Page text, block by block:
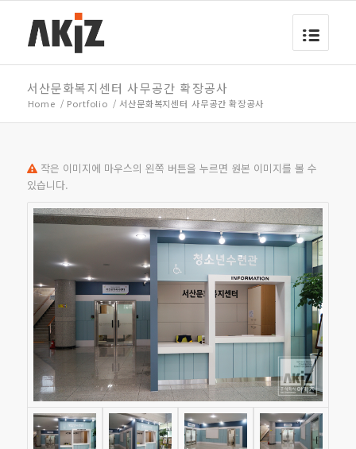
서산문화복지센터 사무공간 확장공사
Home / Portfolio / 서산문화복지센터 사무공간 확장공사
작은 이미지에 마우스의 왼쪽 버튼을 누르면 원본 이미지를 볼 수
있습니다.